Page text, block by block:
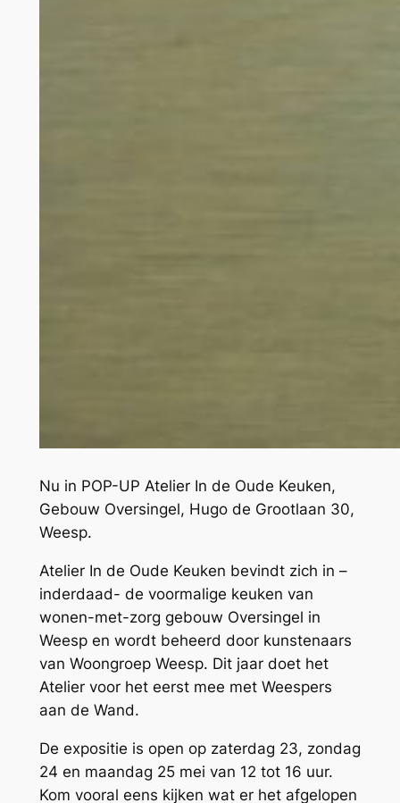
Nu in POP-UP Atelier In de Oude Keuken,
Gebouw Oversingel, Hugo de Grootlaan 30,
Weesp.
Atelier In de Oude Keuken bevindt zich in –
inderdaad- de voormalige keuken van
wonen-met-zorg gebouw Oversingel in
Weesp en wordt beheerd door kunstenaars
van Woongroep Weesp. Dit jaar doet het
Atelier voor het eerst mee met Weespers
aan de Wand.
De expositie is open op zaterdag 23, zondag
24 en maandag 25 mei van 12 tot 16 uur.
Kom vooral eens kijken wat er het afgelopen